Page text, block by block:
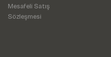
Mesafeli Satış
Sözleşmesi